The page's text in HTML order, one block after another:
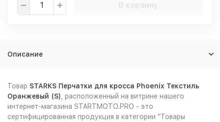
В корзину
Описание
Товар STARKS Перчатки для кросса Phoenix Текстиль
Оранжевый (S) , расположенный на витрине нашего
интернет-магазина STARTMOTO.PRO - это
сертифицированная продукция в категории "Товары